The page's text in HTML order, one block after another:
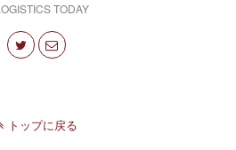
TODAY
トップに戻る